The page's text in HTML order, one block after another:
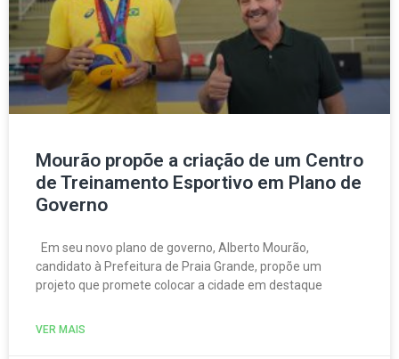
Mourão propõe a criação de um Centro
de Treinamento Esportivo em Plano de
Governo
Em seu novo plano de governo, Alberto Mourão,
candidato à Prefeitura de Praia Grande, propõe um
projeto que promete colocar a cidade em destaque
VER MAIS